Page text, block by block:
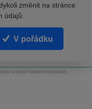
změnit na stránce
údajů.
V pořádku